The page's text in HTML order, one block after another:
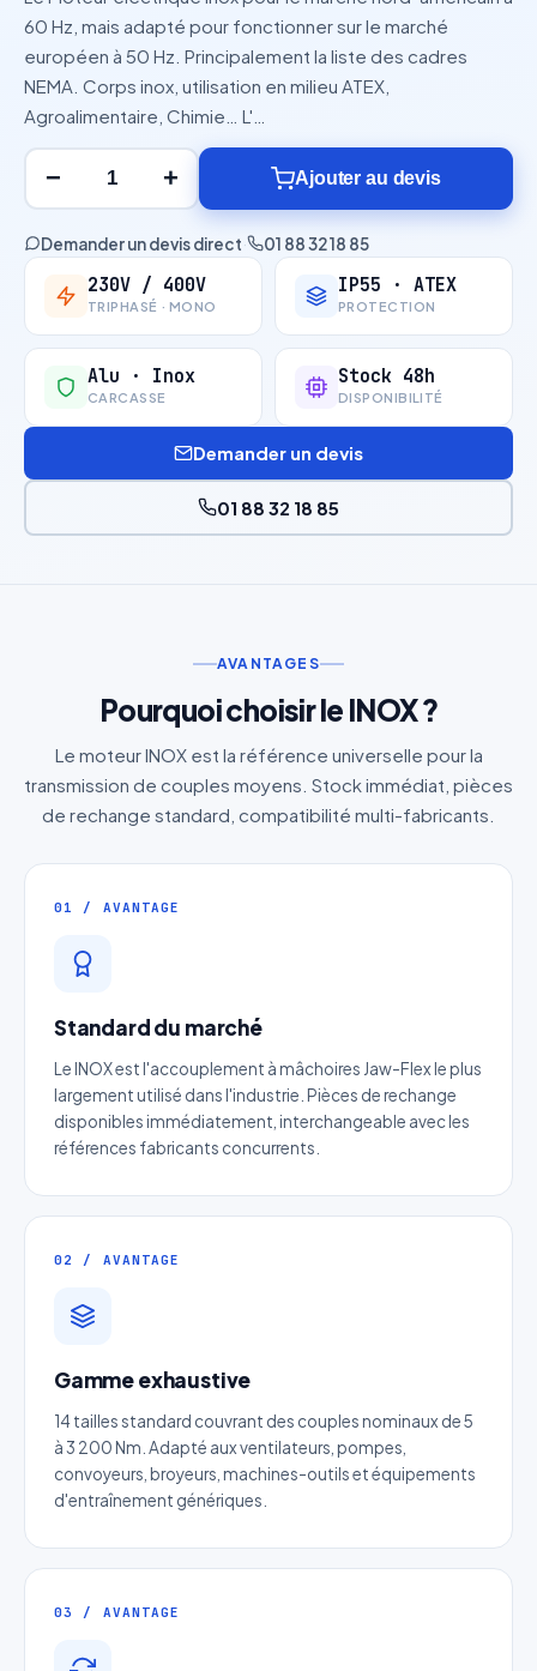
60 Hz, mais adapté pour fonctionner sur le marché
européen à 50 Hz. Principalement la liste des cadres
NEMA. Corps inox, utilisation en milieu ATEX,
Agroalimentaire, Chimie… L'…
− + Ajouter au devis
Demander un devis direct· 01 88 32 18 85
230V / 400V
TRIPHASÉ · MONO
IP55 · ATEX
PROTECTION
Alu · Inox
CARCASSE
Stock 48h
DISPONIBILITÉ
Demander un devis
01 88 32 18 85
AVANTAGES
Pourquoi choisir le INOX ?
Le moteur INOX est la référence universelle pour la
transmission de couples moyens. Stock immédiat, pièces
de rechange standard, compatibilité multi-fabricants.
01 / AVANTAGE
Standard du marché
Le INOX est l'accouplement à mâchoires Jaw-Flex le plus
largement utilisé dans l'industrie. Pièces de rechange
disponibles immédiatement, interchangeable avec les
références fabricants concurrents.
02 / AVANTAGE
Gamme exhaustive
14 tailles standard couvrant des couples nominaux de 5
à 3 200 Nm. Adapté aux ventilateurs, pompes,
convoyeurs, broyeurs, machines-outils et équipements
d'entraînement génériques.
03 / AVANTAGE
Devis Page225 : Moteur
Réponse sous 24h — Sans engagement
Nom complet*
Email